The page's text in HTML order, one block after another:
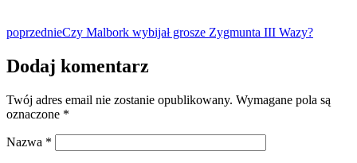
poprzednieCzy Malbork wybijał grosze Zygmunta III Wazy?
Dodaj komentarz
Twój adres email nie zostanie opublikowany. Wymagane pola są
oznaczone *
Nazwa *